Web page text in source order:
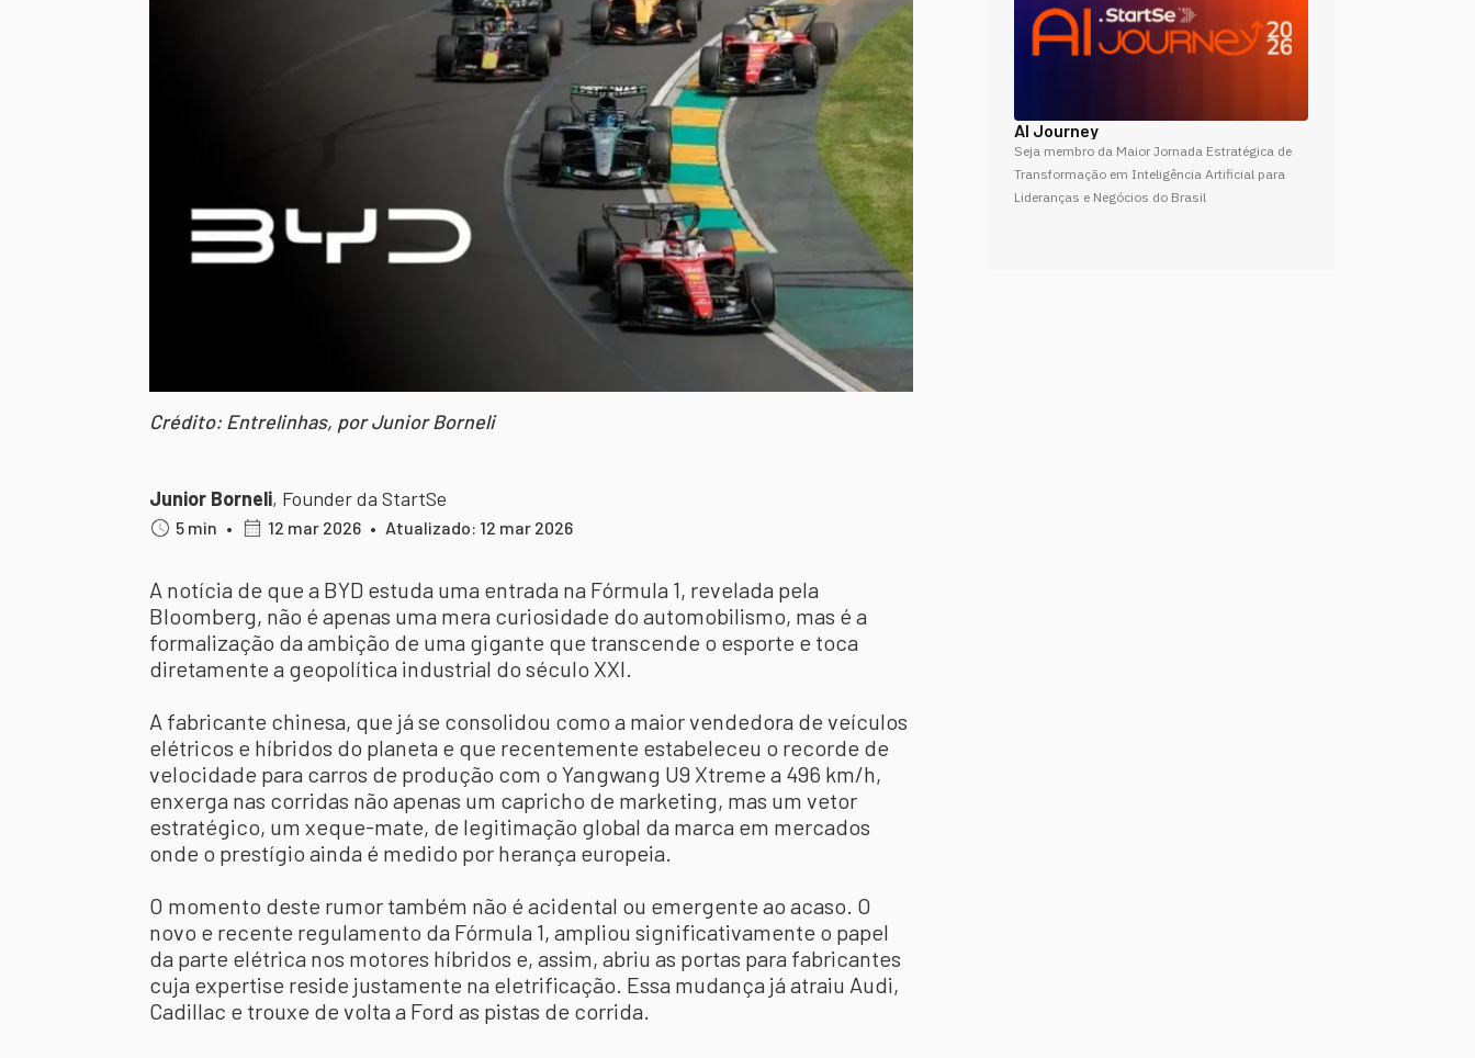
Crédito: Entrelinhas, por Junior Borneli
Junior Borneli, Founder da StartSe
5 min • 12 mar 2026 • Atualizado: 12 mar 2026
A notícia de que a BYD estuda uma entrada na Fórmula 1, revelada pela
Bloomberg, não é apenas uma mera curiosidade do automobilismo, mas é a
formalização da ambição de uma gigante que transcende o esporte e toca
diretamente a geopolítica industrial do século XXI.
A fabricante chinesa, que já se consolidou como a maior vendedora de veículos
elétricos e híbridos do planeta e que recentemente estabeleceu o recorde de
velocidade para carros de produção com o Yangwang U9 Xtreme a 496 km/h,
enxerga nas corridas não apenas um capricho de marketing, mas um vetor
estratégico, um xeque-mate, de legitimação global da marca em mercados
onde o prestígio ainda é medido por herança europeia.
O momento deste rumor também não é acidental ou emergente ao acaso. O
novo e recente regulamento da Fórmula 1, ampliou significativamente o papel
da parte elétrica nos motores híbridos e, assim, abriu as portas para fabricantes
cuja expertise reside justamente na eletrificação. Essa mudança já atraiu Audi,
Cadillac e trouxe de volta a Ford as pistas de corrida.
AI Journey
Seja membro da Maior Jornada Estratégica de
Transformação em Inteligência Artificial para
Lideranças e Negócios do Brasil